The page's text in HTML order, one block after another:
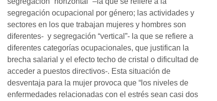
segregación ocupacional por género; las actividades y
sectores en los que trabajan mujeres y hombres son
diferentes- y segregación “vertical”- la que se refiere a
diferentes categorías ocupacionales, que justifican la
brecha salarial y el efecto techo de cristal o dificultad de
acceder a puestos directivos-. Esta situación de
desventaja para la mujer provoca que “los niveles de
enfermedades relacionadas con el estrés sean casi dos